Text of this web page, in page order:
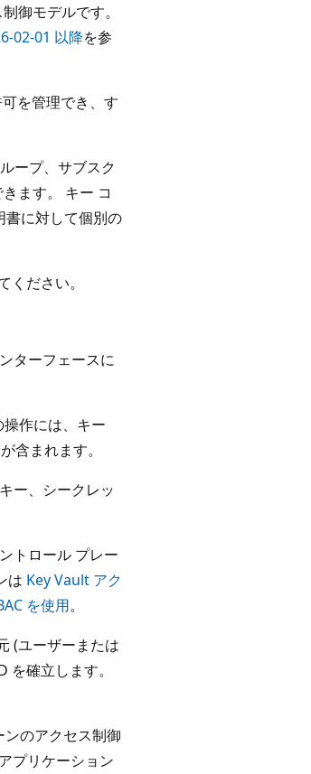
御モデルです。
02-01 以降を参
を管理でき、す
ープ、サブスク
ます。 キー コ
書に対して個別の
ください。
ターフェースに
作には、キー
含まれます。
ー、シークレッ
トロール プレー
は Key Vault アク
を使用。
(ユーザーまたは
確立します。
のアクセス制御
プリケーション